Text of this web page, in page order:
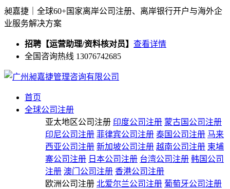
昶嘉捷｜全球60+国家离岸公司注册、离岸银行开户与海外企
业服务解决方案
招聘【运营助理/资料核对员】 查看详情
全国咨询热线 13076742685
首页
全球公司注册
亚太地区公司注册 印度公司注册 蒙古国公司注册
印尼公司注册 菲律宾公司注册 泰国公司注册 马来
西亚公司注册 新加坡公司注册 越南公司注册 柬埔
寨公司注册 日本公司注册 台湾公司注册 韩国公司
注册 澳门公司注册 香港公司注册
欧洲公司注册 北爱尔兰公司注册 葡萄牙公司注册